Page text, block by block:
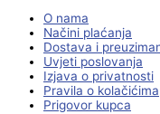
O nama
Načini plaćanja
Dostava i
Uvjeti poslovanja
Izjava o privatnosti
Pravila o kolačićima
Prigovor kupca